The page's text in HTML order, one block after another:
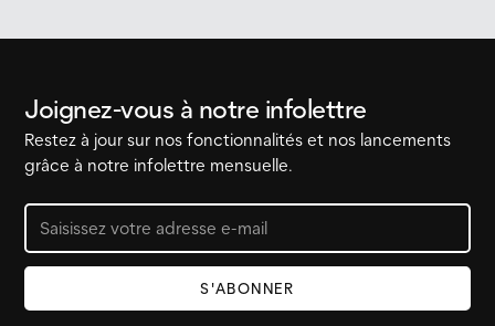
Joignez-vous à notre infolettre
Restez à jour sur nos fonctionnalités et nos lancements
grâce à notre infolettre mensuelle.